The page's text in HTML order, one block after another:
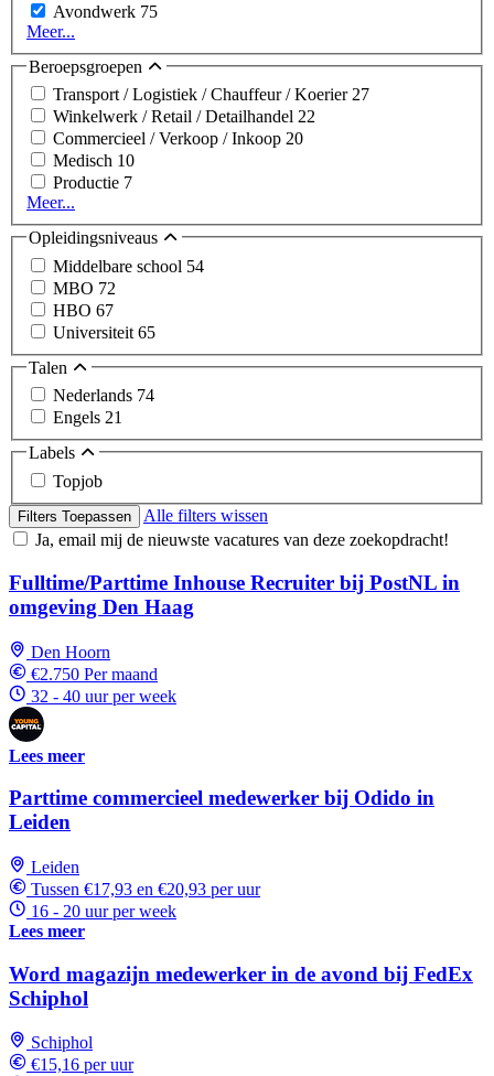
Avondwerk 75
Meer...
Beroepsgroepen
Transport / Logistiek / Chauffeur / Koerier 27
Winkelwerk / Retail / Detailhandel 22
Commercieel / Verkoop / Inkoop 20
Medisch 10
Productie 7
Meer...
Opleidingsniveaus
Middelbare school 54
MBO 72
HBO 67
Universiteit 65
Talen
Nederlands 74
Engels 21
Labels
Topjob
Filters Toepassen
Alle filters wissen
Ja, email mij de nieuwste vacatures van deze zoekopdracht!
Fulltime/Parttime Inhouse Recruiter bij PostNL in
omgeving Den Haag
Den Hoorn
€2.750 Per maand
32 - 40 uur per week
Lees meer
Parttime commercieel medewerker bij Odido in
Leiden
Leiden
Tussen €17,93 en €20,93 per uur
16 - 20 uur per week
Lees meer
Word magazijn medewerker in de avond bij FedEx
Schiphol
Schiphol
€15,16 per uur